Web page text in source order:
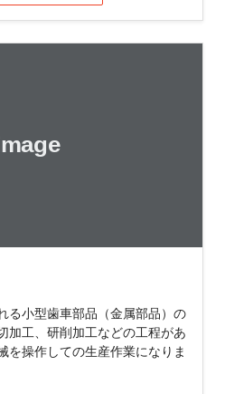
る小型歯車部品（金属部品）の
加工、研削加工などの工程があ
を操作しての生産作業になりま